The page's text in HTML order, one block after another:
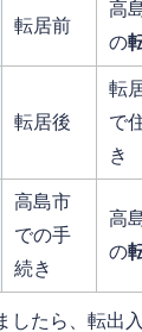
転居前
高
の
転居後
転
で
き
高島市
での手
続き
高
の
したら、転出